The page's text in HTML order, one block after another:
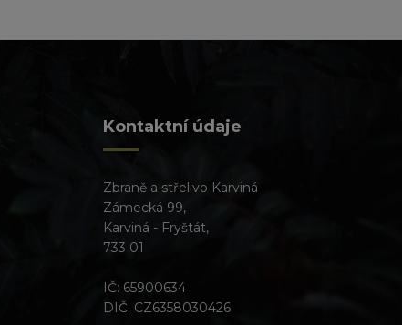
Kontaktní údaje
Zbraně a střelivo Karviná
Zámecká 99,
Karviná - Fryštát,
733 01
IČ: 65900634
DIČ: CZ6358030426